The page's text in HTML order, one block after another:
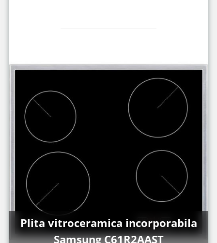
Plita vitroceramica incorporabila
Samsung C61R2AAST